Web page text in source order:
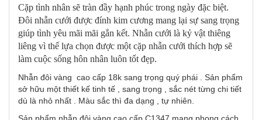
Cặp tình nhân sẽ tràn đầy hạnh phúc trong ngày đặc biệt.
Đôi nhẫn cưới được đính kim cương mang lại sự sang trọng
giúp tình yêu mãi mãi gắn kết. Nhẫn cưới là kỷ vật thiêng
liêng vì thế lựa chọn được một cặp nhẫn cưới thích hợp sẽ
làm cuộc sống hôn nhân luôn tốt đẹp.
Nhẫn đôi vàng cao cấp 18k sang trọng quý phái . Sản phẩm
sở hữu một thiết kế tinh tế , sang trọng , sắc nét từng chi tiết
dù là nhỏ nhất . Màu sắc thì đa dạng , tự nhiên.